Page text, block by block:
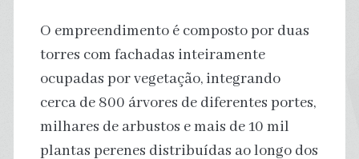
O empreendimento é composto por duas
torres com fachadas inteiramente
ocupadas por vegetação, integrando
cerca de 800 árvores de diferentes portes,
milhares de arbustos e mais de 10 mil
plantas perenes distribuídas ao longo dos